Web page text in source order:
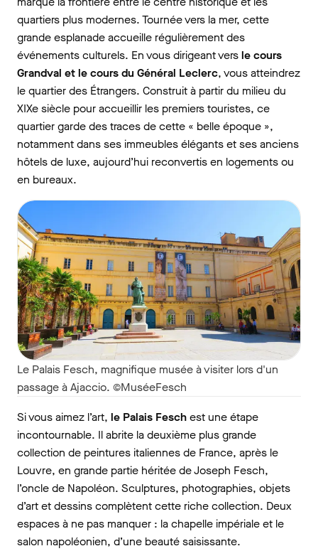
quartiers plus modernes. Tournée vers la mer, cette
grande esplanade accueille régulièrement des
événements culturels. En vous dirigeant versle cours
Grandval et le cours du Général Leclerc, vous atteindrez
le quartier des Étrangers. Construit à partir du milieu du
XIXe siècle pour accueillir les premiers touristes, ce
quartier garde des traces de cette « belle époque »,
notamment dans ses immeubles élégants et ses anciens
hôtels de luxe, aujourd’hui reconvertis en logements ou
en bureaux.
Le Palais Fesch, magnifique musée à visiter lors d'un
passage à Ajaccio. ©MuséeFesch
Si vous aimez l’art, le Palais Feschest une étape
incontournable. Il abrite la deuxième plus grande
collection de peintures italiennes de France, après le
Louvre, en grande partie héritée de Joseph Fesch,
l’oncle de Napoléon. Sculptures, photographies, objets
d’art et dessins complètent cette riche collection. Deux
espaces à ne pas manquer : la chapelle impériale et le
salon napoléonien, d’une beauté saisissante.